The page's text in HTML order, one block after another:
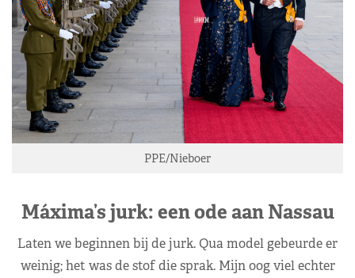
PPE/Nieboer
Máxima’s jurk: een ode aan Nassau
Laten we beginnen bij de jurk. Qua model gebeurde er
weinig; het was de stof die sprak. Mijn oog viel echter